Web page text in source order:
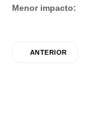
Menor impacto:
ANTERIOR